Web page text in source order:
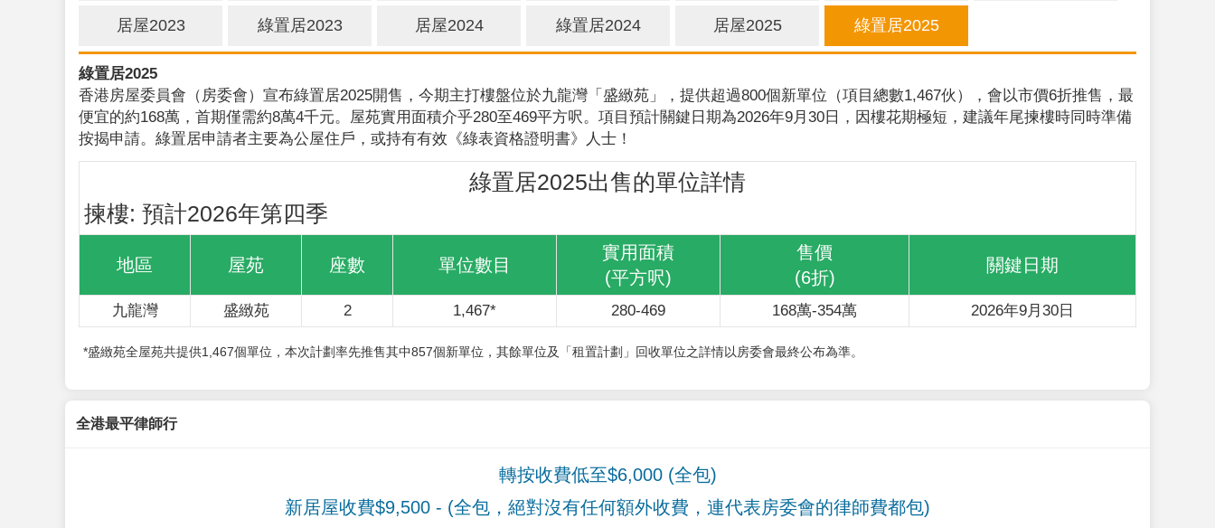
居屋2023 綠置居2023 居屋2024 綠置居2024 居屋2025 綠置居2025
綠置居2025
香港房屋委員會（房委會）宣布綠置居2025開售，今期主打樓盤位於九龍灣「盛緻苑」，提供超過800個新單位（項目總數1,467伙），會以市價6折推售，最
便宜的約168萬，首期僅需約8萬4千元。屋苑實用面積介乎280至469平方呎。項目預計關鍵日期為2026年9月30日，因樓花期極短，建議年尾揀樓時同時準備
按揭申請。綠置居申請者主要為公屋住戶，或持有有效《綠表資格證明書》人士！
綠置居2025出售的單位詳情
揀樓: 預計2026年第四季
地區 屋苑 座數 單位數目
實用面積
(平方呎)
售價
(6折)
關鍵日期
九龍灣 盛緻苑 2 1,467* 280-469 168萬-354萬 2026年9月30日
*盛緻苑全屋苑共提供1,467個單位，本次計劃率先推售其中857個新單位，其餘單位及「租置計劃」回收單位之詳情以房委會最終公布為準。
全港最平律師行
轉按收費低至$6,000 (全包)
新居屋收費$9,500 - (全包，絕對沒有任何額外收費，連代表房委會的律師費都包)